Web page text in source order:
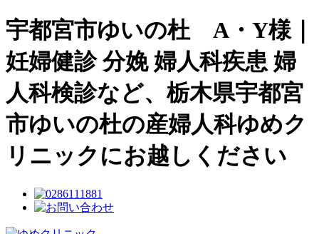
宇都宮市ゆいの杜 A・Y様｜
妊婦健診 分娩 婦人科疾患 婦
人科検診など、栃木県宇都宮
市ゆいの杜の産婦人科ゆめク
リニックにお越しください